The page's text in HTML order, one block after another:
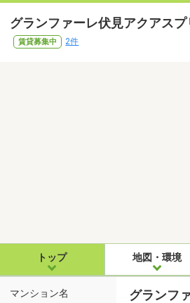
グランファーレ伏見アクアスプ
賃貸募集中 2件
トップ 地図・環境
マンション名
グランフ